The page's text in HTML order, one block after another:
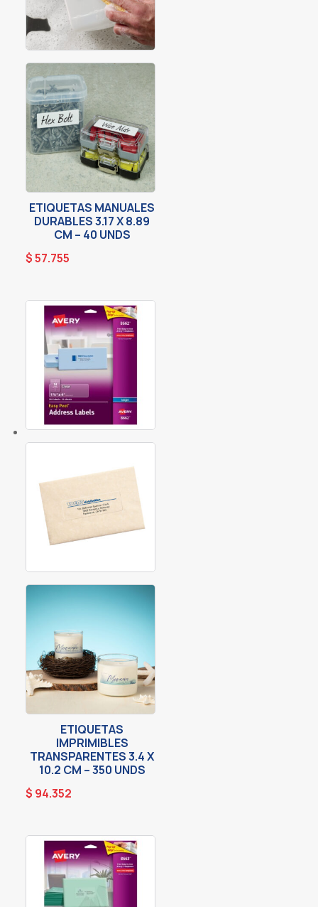
ETIQUETAS MANUALES
DURABLES 3.17 X 8.89
CM – 40 UNDS
$57.755
ETIQUETAS
IMPRIMIBLES
TRANSPARENTES 3.4 X
10.2 CM – 350 UNDS
$ 94.352